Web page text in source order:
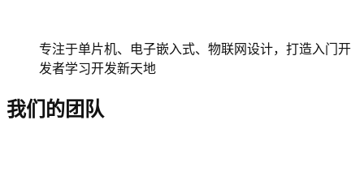
专注于单片机、电子嵌入式、物联网设计，打造入门开
发者学习开发新天地
我们的团队